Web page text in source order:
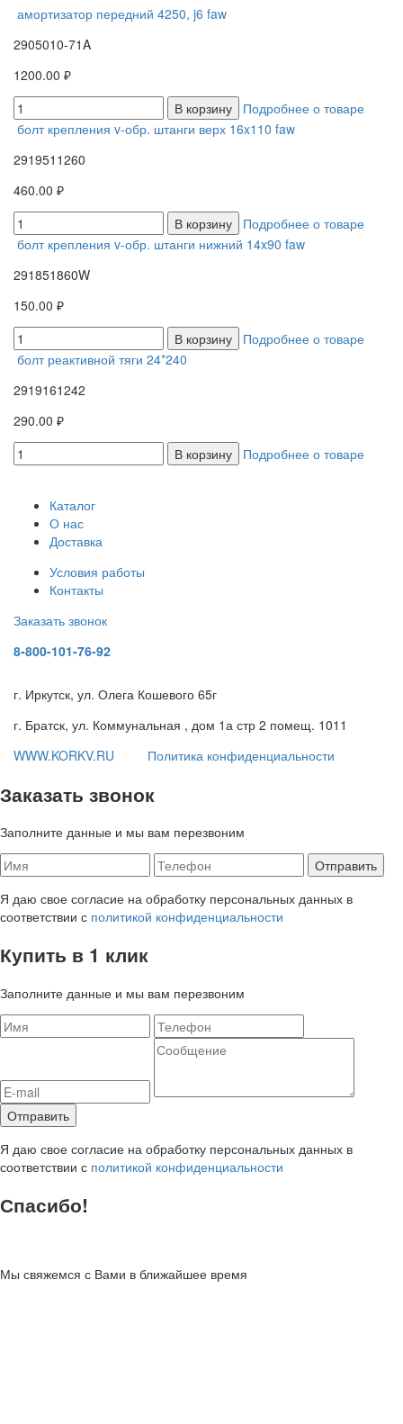
амортизатор передний 4250, j6 faw
2905010-71A
1200.00 ₽
В корзину
Подробнее о товаре
болт крепления v-обр. штанги верх 16x110 faw
2919511260
460.00 ₽
В корзину
Подробнее о товаре
болт крепления v-обр. штанги нижний 14x90 faw
291851860W
150.00 ₽
В корзину
Подробнее о товаре
болт реактивной тяги 24*240
2919161242
290.00 ₽
В корзину
Подробнее о товаре
Каталог
О нас
Доставка
Условия работы
Контакты
Заказать звонок
8-800-101-76-92
г. Иркутск, ул. Олега Кошевого 65г
г. Братск, ул. Коммунальная , дом 1а стр 2 помещ. 1011
WWW.KORKV.RU
Политика конфиденциальности
Заказать звонок
Заполните данные и мы вам перезвоним
Я даю свое согласие на обработку персональных данных в
соответствии с политикой конфиденциальности
Купить в 1 клик
Заполните данные и мы вам перезвоним
Я даю свое согласие на обработку персональных данных в
соответствии с политикой конфиденциальности
Спасибо!
Мы свяжемся с Вами в ближайшее время